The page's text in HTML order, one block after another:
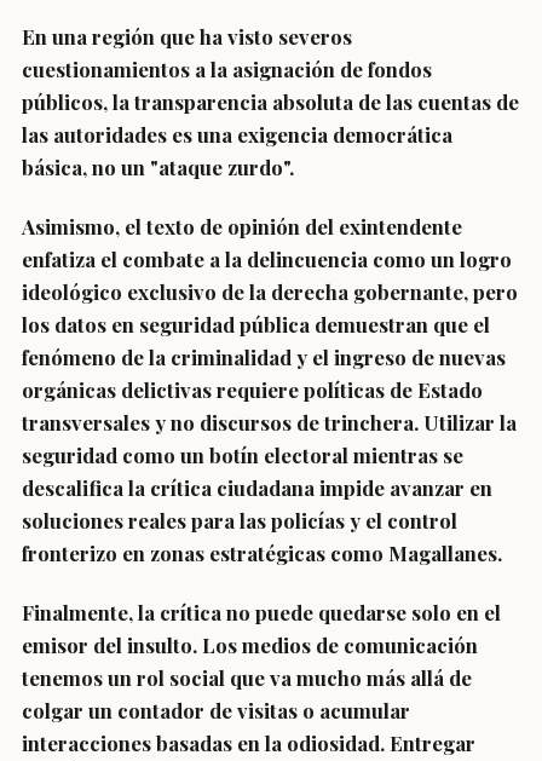
En una región que ha visto severos
cuestionamientos a la asignación de fondos
públicos, la transparencia absoluta de las cuentas de
las autoridades es una exigencia democrática
básica, no un "ataque zurdo".
Asimismo, el texto de opinión del exintendente
enfatiza el combate a la delincuencia como un logro
ideológico exclusivo de la derecha gobernante, pero
los datos en seguridad pública demuestran que el
fenómeno de la criminalidad y el ingreso de nuevas
orgánicas delictivas requiere políticas de Estado
transversales y no discursos de trinchera. Utilizar la
seguridad como un botín electoral mientras se
descalifica la crítica ciudadana impide avanzar en
soluciones reales para las policías y el control
fronterizo en zonas estratégicas como Magallanes.
Finalmente, la crítica no puede quedarse solo en el
emisor del insulto. Los medios de comunicación
tenemos un rol social que va mucho más allá de
colgar un contador de visitas o acumular
interacciones basadas en la odiosidad. Entregar